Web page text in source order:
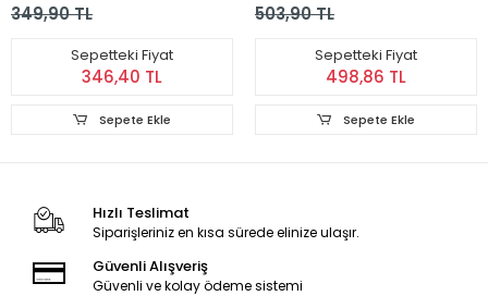
349,90 TL
Sepetteki Fiyat
346,40 TL
Sepete Ekle
503,90 TL
Sepetteki Fiyat
498,86 TL
Sepete Ekle
Hızlı Teslimat
Siparişleriniz en kısa sürede elinize ulaşır.
Güvenli Alışveriş
Güvenli ve kolay ödeme sistemi